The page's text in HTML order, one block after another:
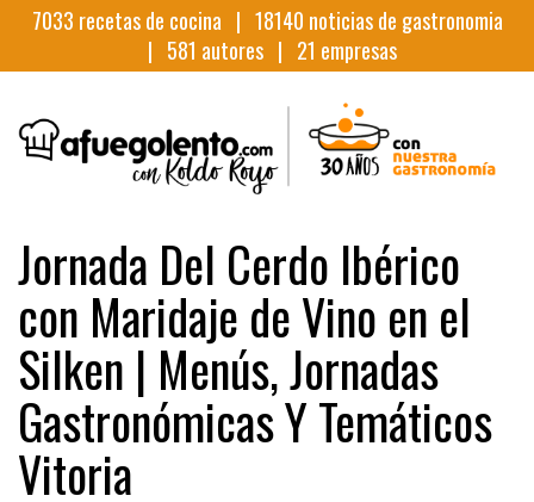
7033 recetas de cocina | 18140 noticias de gastronomia
| 581 autores | 21 empresas
Jornada Del Cerdo Ibérico
con Maridaje de Vino en el
Silken | Menús, Jornadas
Gastronómicas Y Temáticos
Vitoria